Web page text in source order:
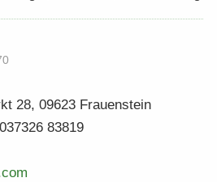
28, 09623 Frau­en­stein
037326 83819